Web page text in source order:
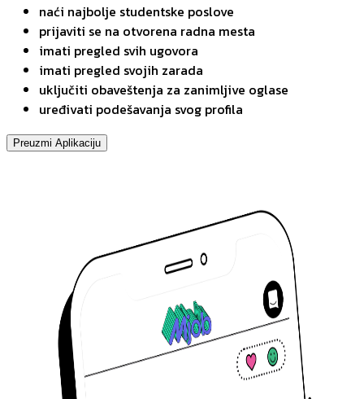
naći najbolje studentske poslove
prijaviti se na otvorena radna mesta
imati pregled svih ugovora
imati pregled svojih zarada
uključiti obaveštenja za zanimljive oglase
uređivati podešavanja svog profila
Preuzmi Aplikaciju